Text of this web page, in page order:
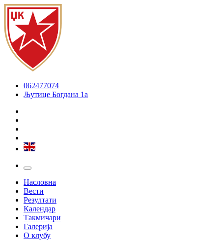
062477074
Љутице Богдана 1а
Насловна
Вести
Резултати
Календар
Такмичари
Галерија
О клубу